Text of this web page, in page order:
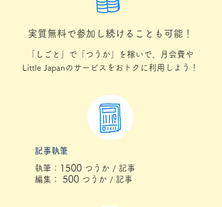
実質無料で参加し続けることも可能！
「しごと」で「つうか」を稼いで、月会費や
Little Japanのサービスをおトクに利用しよう！
記事執筆
執筆： 1500 つうか / 記事
編集：
500 つうか / 記事